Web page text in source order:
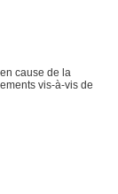
cause de la
vis-à-vis de